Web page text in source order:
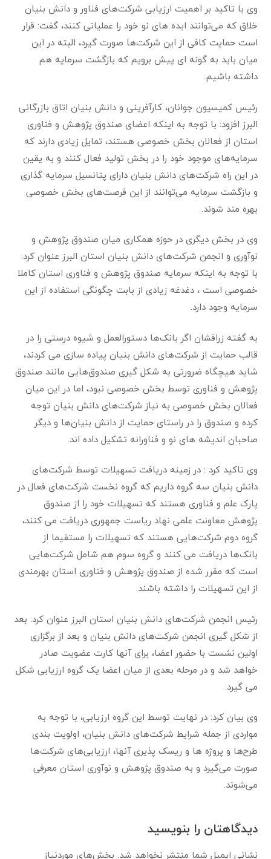
وی با تاکید بر اهمیت ارزیابی شرکت‌های فناور و دانش بنیان
خلاق که می‌توانند ایده های نو خود را عملیاتی کنند، گفت: قرار
است حمایت کافی از این شرکت‌ها صورت گیرد، البته در این
میان باید به گونه ای پیش برویم که بازگشت سرمایه هم
داشته باشیم.
رئیس کمیسیون جوانان، کارآفرینی و دانش بنیان اتاق بازرگانی
البرز افزود: با توجه به اینکه اعضای صندوق پژوهش و فناوری
استان از فعالان بخش خصوصی هستند، تمایل زیادی دارند که
سرمایه‌های موجود خود را در بخش تولید فعال کنند و به یقین
در این راه شرکت‌های دانش بنیان دارای پتانسیل سرمایه گذاری
و بازگشت سرمایه می‌توانند از این فرصت‌های بخش خصوصی
بهره مند شوند.
وی در بخش دیگری در حوزه همکاری میان صندوق پژوهش و
نوآوری و انجمن شرکت‌های دانش بنیان استان البرز عنوان کرد:
با توجه به اینکه سرمایه صندوق پژوهش و فناوری استان کاملا
خصوصی است ، دغدغه زیادی از بابت چگونگی استفاده از این
سرمایه وجود دارد.
به گفته زرافشان اگر بانک‌ها دستورالعمل و شیوه درستی را در
قالب حمایت از شرکت‌های دانش بنیان پیاده سازی می کردند،
شاید هیچگاه ضرورتی به شکل گیری صندوق‌هایی مانند صندوق
پژوهش و فناوری توسط بخش خصوصی نبود، اما در این میان
فعالان بخش خصوصی به نیاز شرکت‌های دانش بنیان توجه
کرده و صندوق را در راستای حمایت از دانش بنیان‌ها و دیگر
صاحبان اندیشه های نو و فناورانه تشکیل داده اند.
وی تاکید کرد : در زمینه دریافت تسهیلات توسط شرکت‌های
دانش بنیان سه گروه داریم که گروه نخست شرکت‌های فعال در
پارک علم و فناوری هستند که تسهیلات خود را از صندوق
پژوهش معاونت علمی نهاد ریاست جمهوری دریافت می کنند،
گروه دوم شرکت‌هایی هستند که تسهیلات را مستقیما از
بانک‌ها دریافت می کنند و گروه سوم هم شامل شرکت‌هایی
است که مقرر شده از صندوق پژوهش و فناوری استان بهرمندی
از این تسهیلات را داشته باشند.
رئیس انجمن شرکت‌های دانش بنیان استان البرز عنوان کرد: بعد
از شکل گیری انجمن شرکت‌های دانش بنیان و بعد از برگزاری
اولین نشست با حضور اعضا، برای آنها کارت عضویت صادر
خواهد شد و در مرحله بعدی از میان اعضا یک گروه ارزیابی شکل
می گیرد.
وی بیان کرد: در نهایت توسط این گروه ارزیابی، با توجه به
مواردی از جمله شرایط شرکت‌های دانش بنیان، اولویت بندی
طرح‌ها و پروژه ها و ریسک پذیری آنها، ارزیابی‌های شرکت‌ها
صورت می‌گیرد و به صندوق پژوهش و نوآوری استان معرفی
می‌شوند.
دیدگاهتان را بنویسید
نشانی ایمیل شما منتشر نخواهد شد. بخش‌های موردنیاز